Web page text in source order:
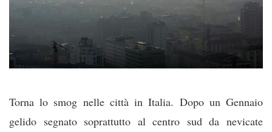
Torna lo smog nelle città in Italia. Dopo un Gennaio
gelido segnato soprattutto al centro sud da nevicate